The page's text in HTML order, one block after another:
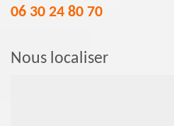
06 30 24 80 70
Nous localiser